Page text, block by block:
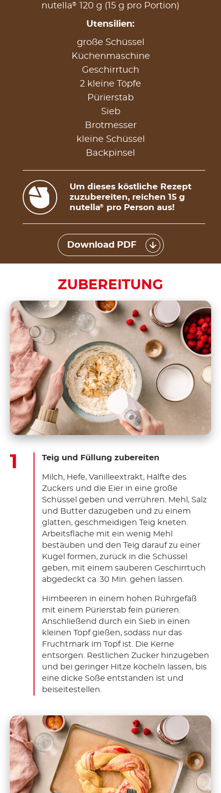
nutella® 120 g (15 g pro Portion)
Utensilien:
große Schüssel
Küchenmaschine
Geschirrtuch
2 kleine Töpfe
Pürierstab
Sieb
Brotmesser
kleine Schüssel
Backpinsel
Um dieses köstliche Rezept
zuzubereiten, reichen 15 g
nutella® pro Person aus!
Download PDF
ZUBEREITUNG
Teig und Füllung zubereiten
Milch, Hefe, Vanilleextrakt, Hälfte des
Zuckers und die Eier in eine große
Schüssel geben und verrühren. Mehl, Salz
und Butter dazugeben und zu einem
glatten, geschmeidigen Teig kneten.
Arbeitsfläche mit ein wenig Mehl
bestäuben und den Teig darauf zu einer
Kugel formen, zurück in die Schüssel
geben, mit einem sauberen Geschirrtuch
abgedeckt ca. 30 Min. gehen lassen.
Himbeeren in einem hohen Rührgefäß
mit einem Pürierstab fein pürieren.
Anschließend durch ein Sieb in einen
kleinen Topf gießen, sodass nur das
Fruchtmark im Topf ist. Die Kerne
entsorgen. Restlichen Zucker hinzugeben
und bei geringer Hitze köcheln lassen, bis
eine dicke Soße entstanden ist und
beiseitestellen.